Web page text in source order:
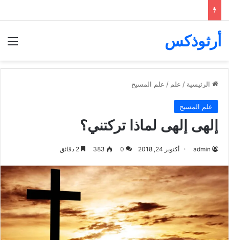
أرثوذكس
الرئيسية / علم / علم المسيح
علم المسيح
إلهى إلهى لماذا تركتني؟
admin أكتوبر 24, 2018 0
383